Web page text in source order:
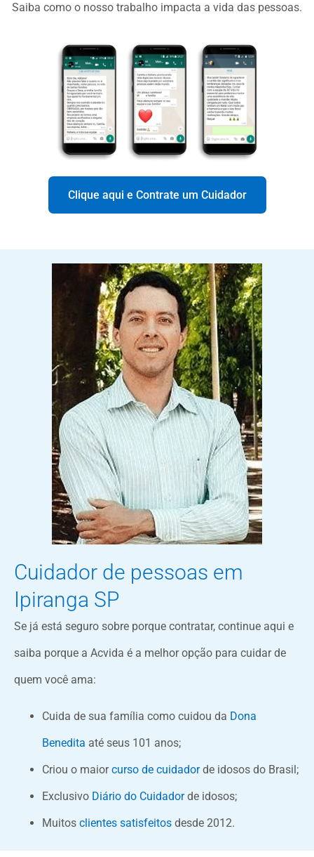
Saiba como o nosso trabalho impacta a vida das pessoas.
Clique aqui e Contrate um Cuidador
Cuidador de pessoas em
Ipiranga SP
Se já está seguro sobre porque contratar, continue aqui e
saiba porque a Acvida é a melhor opção para cuidar de
quem você ama:
Cuida de sua família como cuidou da Dona
Benedita até seus 101 anos;
Criou o maiorcurso de cuidadorde idosos do Brasil;
Exclusivo Diário do Cuidadorde idosos;
Muitos clientes satisfeitos desde 2012.